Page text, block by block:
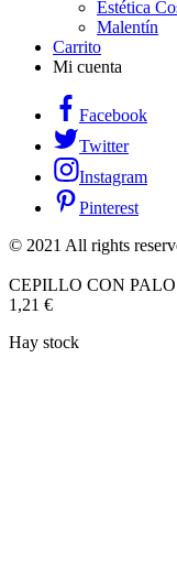
Estética
Malentín
Carrito
Mi cuenta
Facebook
Twitter
Instagram
Pinterest
© 2021 All rights
CEPILLO CON
1,21 €
Hay stock